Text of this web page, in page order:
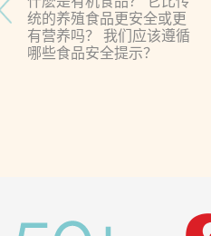
统的养殖食品更安全或更
有营养吗？ 我们应该遵循
哪些食品安全提示？